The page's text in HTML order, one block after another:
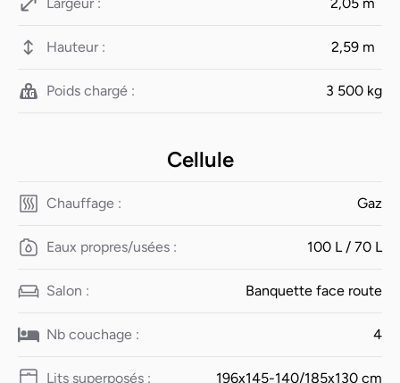
Hauteur : 2,59 m
Poids chargé : 3 500 kg
Cellule
Chauffage : Gaz
Eaux propres/usées : 100 L / 70 L
Salon : Banquette face route
Nb couchage : 4
Lits superposés : 196x145-140/185x130 cm